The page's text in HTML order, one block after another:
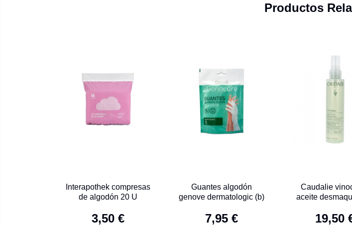
Productos
Interapothek compresas
de algodón 20 U
3,50 €
Guantes algodón
genove dermatologic (b)
7,95 €
Caudalie
aceite
19,50